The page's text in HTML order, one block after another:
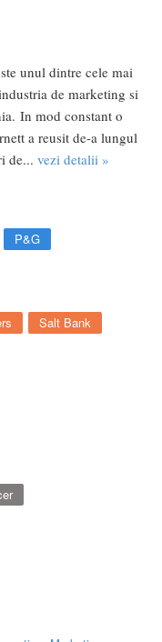
unul dintre cele mai
de marketing si
In mod constant o
a reusit de-a lungul
de... vezi detalii »
P&G
Salt Bank